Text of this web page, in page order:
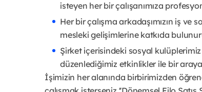
isteyen her bir çalışanımıza
Her bir çalışma arkadaşımızın iş ve
mesleki gelişimlerine katkıda
Şirket içerisindeki sosyal
düzenlediğimiz etkinlikler ile bir
İşimizin her alanında birbirimizden